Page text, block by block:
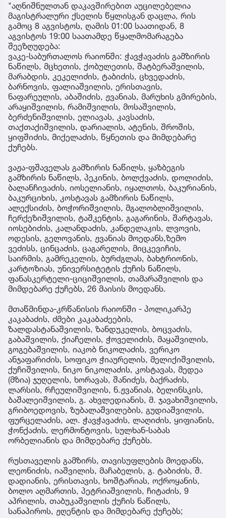
"აღნიშნულთან დაკავშირებით აუცილებელია
მაგისტრალური ქსელის წყლისგან დაცლა, რის
გამოც 8 აგვისტოს, ღამის 01:00 საათიდან, 8
აგვისტოს 19:00 საათამდე წყალმომარაგება
შეეზღუდება:
ვაკე-საბურთალოს რაიონში: ჭავჭავაძის გამზირის
ნაწილს, მცხეთის, ქობულეთის, შატბერაშვილის,
მარაბდის, კეკელიძის, ტაბიძის, ცხვედაძის,
ბარნოვის, ფალიაშვილის, ერისთავის,
ნაფარეულის, აბაშიძის, ჟვანიას, მარუხის გმირების,
არაყიშვილის, რამიშვილის, მოსაშვილის,
ბერძენიშვილის, ელიავას, კავსაძის,
თაქთაქიშვილის, დარიალის, ატენის, შროშის,
ყიფშიძის, მიქელაძის, წყნეთის და მიმდებარე
ქუჩებს.
ვაჟა-ფშაველას გამზირის ნაწილს, ყაზბეგის
გამზირის ნაწილს, პეკინის, ბოლქვაძის, დოლიძის,
ბალანჩივაძის, იოსელიანის, იყალთოს, ბაკურიანის,
ბაკურციხის, კოსტავას გამზირის ნაწილს,
ალექსიძის, ბოჭორიშვილის, მგალობლიშვილის,
ჩერქეზიშვილის, ტაშკენტის, გაგარინის, შარტავას,
იოსებიძის, კალანდაძის, კანდელაკის, ლვოვის,
ოდესის, გელოვანის, ჟვანიას მოედანს,ზემო
ვეძისს, ცინცაძის, ცაგარელის, მიცკევიჩის,
საირმის, გამრეკელის, ბურძგლას, ბახტრიონის,
კარტოზიას, უნივერსიტეტის ქუჩის ნაწილს,
ფანასკერტელი-ციციშვილის, თამარაშვილის და
მიმდებარე ქუჩებს, 26 მაისის მოედანს.
მთაწმინდა-კრწანისის რაიონში - პოლიკარპე
კაკაბაძის, ძმები კაკაბაძეების,
ზალდასტანაშვილის, ზანდუკელის, ბოცვაძის,
გაბაშვილის, ქიაჩელის, ჭოველიძის, მაყაშვილის,
გოგებაშვილის, იაკობ ნიკოლაძის, ვერიკო
ანჯაფარიძის, სოფიკო ჭიაურელის, მელიქიშვილის,
ქუჩიშვილის, ნიკო ნიკოლაძის, კოსტავას, მედეა
(მზია) ჯუღელის, ხორავას, შანიძეს, ბაქრაძის,
ლარსის, რჩეულიშვილის, ნ.ჟვანიას, ბელინსკის,
ბაშალეიშვილის, გ. ახვლედიანის, მ. ჯავახიშვილის,
გრიბოედოვის, ზუბალაშვილების, გუდიაშვილის,
ფურცელაძის, ალ. ჭავჭავაძის, ლაღიძის, ყიფიანის,
ჭონქაძის, ლერმონტოვის, სულხან-საბას
ორბელიანის და მიმდებარე ქუჩებს.
რუსთაველის გამზირს, თავისუფლების მოედანს,
ლეონიძის, იაშვილის, მაჩაბელის, გ. ტაბიძის, შ.
დადიანის, ერისთავის, ხოშტარიას, ოქროყანის,
ბოლო აღმართის, პეტრიაშვილის, ჩიტაძის, 9
აპრილის, თაბუკაშვილის ქუჩის ნაწილს,
სანაპიროს, ჟღენტის და მიმდებარე ქუჩებს;